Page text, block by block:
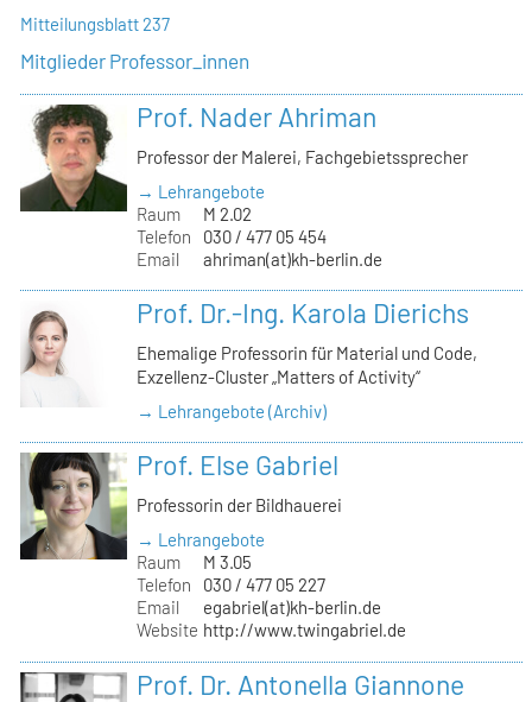
Mitteilungsblatt 237
Mitglieder Professor_innen
Prof. Nader Ahriman
Professor der Malerei, Fachgebietssprecher
→ Lehrangebote
Raum
M 2.02
Telefon
030 / 477 05 454
Email
ahriman(at)kh-berlin.de
Prof. Dr.-Ing. Karola Dierichs
Ehemalige Professorin für Material und Code,
Exzellenz-Cluster „Matters of Activity“
→ Lehrangebote (Archiv)
Prof. Else Gabriel
Professorin der Bildhauerei
→ Lehrangebote
Raum
M 3.05
Telefon
030 / 477 05 227
Email
egabriel(at)kh-berlin.de
Website http://www.twingabriel.de
Prof. Dr. Antonella Giannone